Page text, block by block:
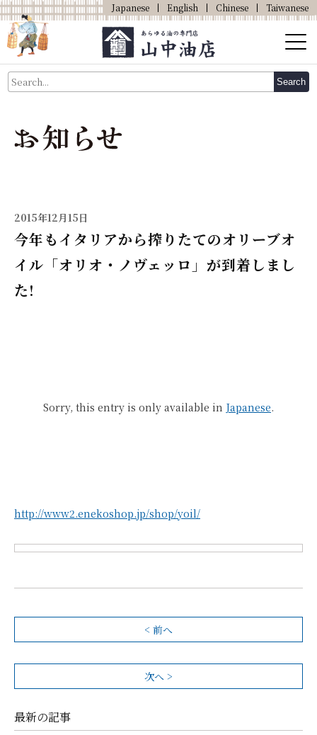
Japanese English Chinese Taiwanese
Search
About Us
Products
2015年12月15日
今年もイタリアから搾りたてのオリーブオ
イル「オリオ・ノヴェッロ」が到着しまし
た!
Sorry, this entry is only available in Japanese.
http://www2.enekoshop.jp/shop/yoil/
< 前へ
次へ >
最新の記事